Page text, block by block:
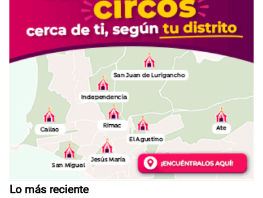
Lo más reciente